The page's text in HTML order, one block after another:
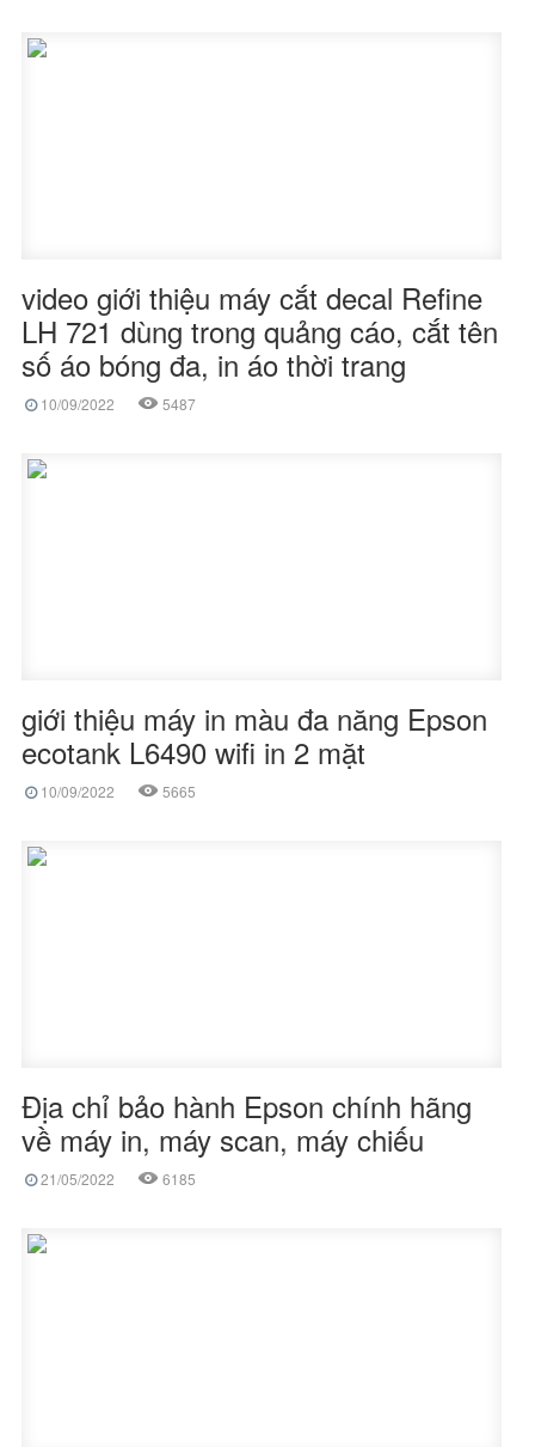
video giới thiệu máy cắt decal Refine
LH 721 dùng trong quảng cáo, cắt tên
số áo bóng đa, in áo thời trang
10/09/2022 5487
giới thiệu máy in màu đa năng Epson
ecotank L6490 wifi in 2 mặt
10/09/2022 5665
Địa chỉ bảo hành Epson chính hãng
về máy in, máy scan, máy chiếu
21/05/2022 6185